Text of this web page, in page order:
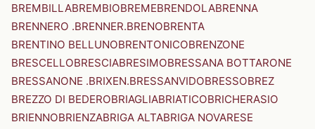
BREMBILLABREMBIOBREMEBRENDOLABRENNA
BRENNERO .BRENNER.BRENOBRENTA
BRENTINO BELLUNOBRENTONICOBRENZONE
BRESCELLOBRESCIABRESIMOBRESSANA BOTTARONE
BRESSANONE .BRIXEN.BRESSANVIDOBRESSOBREZ
BREZZO DI BEDEROBRIAGLIABRIATICOBRICHERASIO
BRIENNOBRIENZABRIGA ALTABRIGA NOVARESE